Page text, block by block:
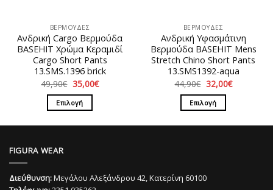
σελίδα
του
προϊόντος
σελίδα
του
προϊόντος
ΒΕΡΜΟΥΔΕΣ
Ανδρική Cargo Βερμούδα
BASEHIT Χρώμα Κεραμιδί
Cargo Short Pants
13.SMS.1396 brick
49,90€ Original
price
was:
49,90€.
35,00€Η
τρέχουσα
Επιλογή
το
παραλλαγές.
ΒΕΡΜΟΥΔΕΣ
Ανδρική Υφασμάτινη
Βερμούδα BASEHIT Mens
Stretch Chino Short Pants
13.SMS1392-aqua
44,90€ Original
price
was:
44,90€.
32,00€Η
τρέχουσα
Επιλογή
το
παραλλαγές.
FIGURA WEAR
Διεύθυνση:Μεγάλου Αλεξάνδρου 42, Κατερίνη 60100